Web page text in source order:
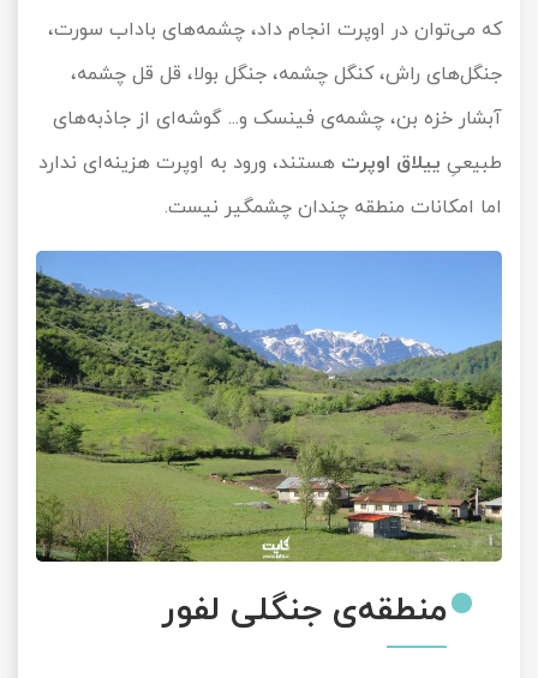
که می‌توان در اوپرت انجام داد، چشمه‌های باداب سورت،
جنگل‌های راش، کنگل چشمه، جنگل بولا، قل قل چشمه،
آبشار خزه بن، چشمه‌ی فینسک و... گوشه‌ای از جاذبه‌های
طبیعیِ ییلاق اوپرت هستند، ورود به اوپرت هزینه‌ای ندارد
اما امکانات منطقه چندان چشمگیر نیست.
منطقه‌ی جنگلی لفور